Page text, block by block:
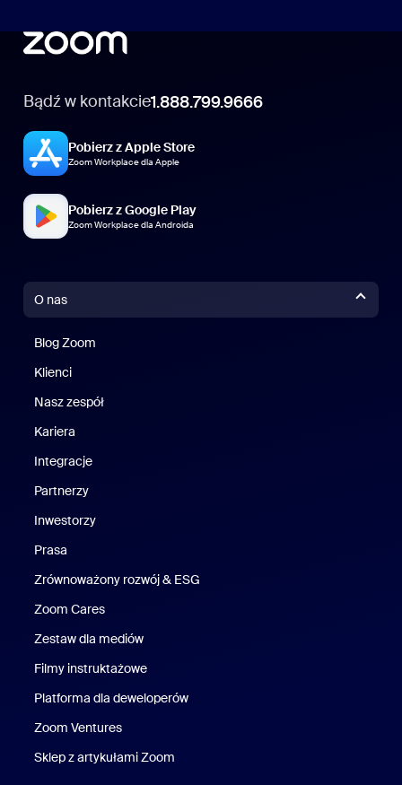
Bądź w kontakcie1.888.799.9666
Pobierz z Apple Store
Zoom Workplace dla Apple
Pobierz z Google Play
Zoom Workplace dla Androida
O nas
Blog Zoom
Klienci
Nasz zespół
Kariera
Integracje
Partnerzy
Inwestorzy
Prasa
Zrównoważony rozwój & ESG
Zoom Cares
Zestaw dla mediów
Filmy instruktażowe
Platforma dla deweloperów
Zoom Ventures
Sklep z artykułami Zoom